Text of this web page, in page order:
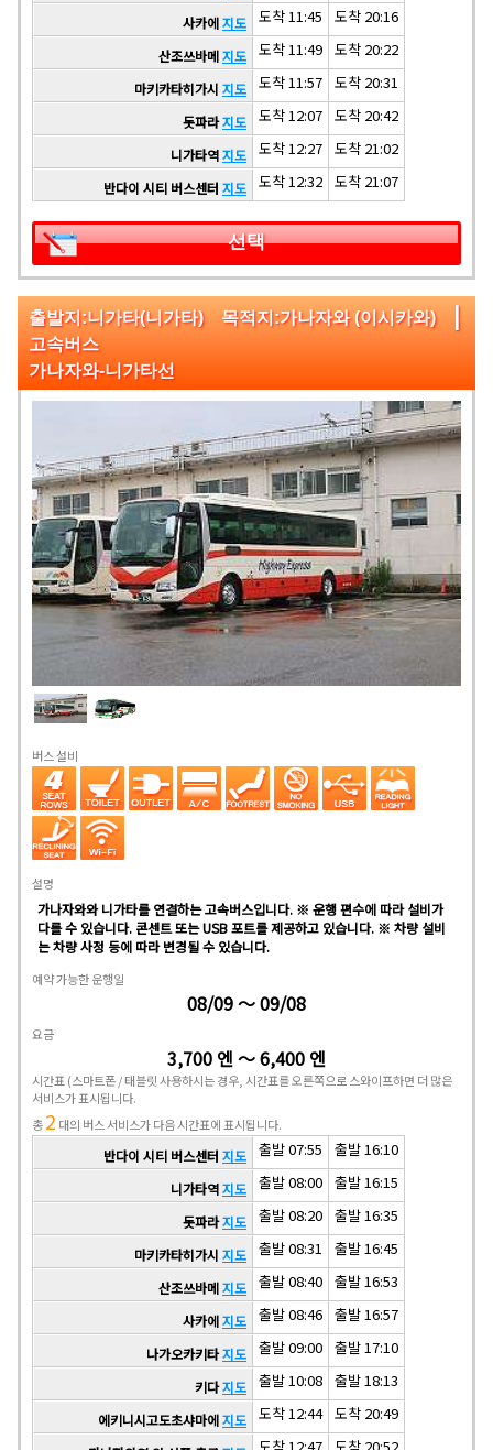
사카에지도 도착 11:45 도착 20:16
산조쓰바메지도 도착 11:49 도착 20:22
마키카타히가시 지도 도착 11:57 도착 20:31
돗파라지도 도착 12:07 도착 20:42
니가타역지도 도착 12:27 도착 21:02
반다이 시티 버스센터 지도 도착 12:32 도착 21:07
선택
출발지:니가타(니가타) 목적지:가나자와 (이시카와) |
고속버스
가나자와‑니가타선
버스 설비
설명
가나자와와 니가타를 연결하는 고속버스입니다. ※ 운행 편수에 따라 설비가
다를 수 있습니다. 콘센트 또는 USB 포트를 제공하고 있습니다. ※ 차량 설비
는 차량 사정 등에 따라 변경될 수 있습니다.
예약 가능한 운행일
08/09 ～ 09/08
요금
3,700 엔 ～ 6,400 엔
시간표 (스마트폰 / 태블릿 사용하시는 경우, 시간표를 오른쪽으로 스와이프하면 더 많은
서비스가 표시됩니다.
총2 대의 버스 서비스가 다음 시간표에 표시됩니다.
반다이 시티 버스센터 지도 출발 07:55 출발 16:10
니가타역지도 출발 08:00 출발 16:15
돗파라지도 출발 08:20 출발 16:35
마키카타히가시 지도 출발 08:31 출발 16:45
산조쓰바메지도 출발 08:40 출발 16:53
사카에지도 출발 08:46 출발 16:57
나가오카키타지도 출발 09:00 출발 17:10
키다지도 출발 10:08 출발 18:13
에키니시고도초샤마에지도 도착 12:44 도착 20:49